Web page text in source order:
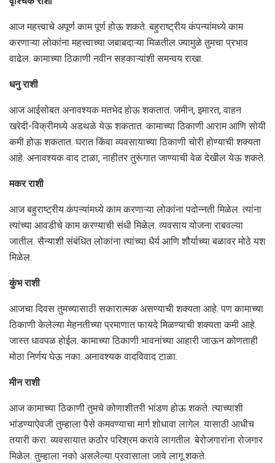
आज महत्त्वाचे अपूर्ण काम पूर्ण होऊ शकते. बहुराष्ट्रीय कंपन्यांमध्ये काम
करणाऱ्या लोकांना महत्त्वाच्या जबाबदाऱ्या मिळतील ज्यामुळे तुमचा प्रभाव
वाढेल. कामाच्या ठिकाणी नवीन सहकाऱ्यांशी समन्वय राखा.
धनु राशी
आज आईसोबत अनावश्यक मतभेद होऊ शकतात. जमीन, इमारत, वाहन
खरेदी-विक्रीमध्ये अडथळे येऊ शकतात. कामाच्या ठिकाणी आराम आणि सोयी
कमी होऊ शकतात. घरात किंवा व्यवसायाच्या ठिकाणी चोरी होण्याची शक्यता
आहे. अनावश्यक वाद टाळा, नाहीतर तुरूंगात जाण्याची वेळ देखील येऊ शकते.
मकर राशी
आज बहुराष्ट्रीय कंपन्यांमध्ये काम करणाऱ्या लोकांना पदोन्नती मिळेल. त्यांना
त्यांच्या आवडीचे काम करण्याची संधी मिळेल. व्यवसाय योजना राबवल्या
जातील. सैन्याशी संबंधित लोकांना त्यांच्या धैर्य आणि शौर्याच्या बळावर मोठे यश
मिळेल.
कुंभ राशी
आजचा दिवस तुमच्यासाठी सकारात्मक असण्याची शक्यता आहे. पण कामाच्या
ठिकाणी केलेल्या मेहनतीच्या प्रमाणात फायदे मिळण्याची शक्यता कमी आहे.
जास्त धावपळ होईल. कामाच्या ठिकाणी भावनांच्या आहारी जाऊन कोणताही
मोठा निर्णय घेऊ नका. अनावश्यक वादविवाद टाळा.
मीन राशी
आज कामाच्या ठिकाणी तुमचे कोणाशीतरी भांडण होऊ शकते. त्याच्याशी
भांडण्याऐवजी तुम्हाला पैसे कमवण्याचा मार्ग शोधावा लागेल. यासाठी आधीच
तयारी करा. व्यवसायात कठोर परिश्रम करावे लागतील. बेरोजगारांना रोजगार
मिळेल. तुम्हाला नको असलेल्या प्रवासाला जावे लागू शकते.